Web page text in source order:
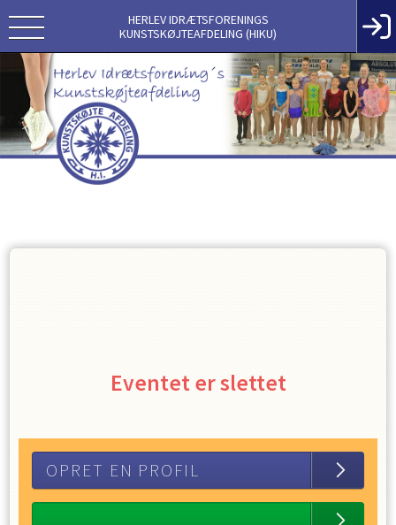
HERLEV IDRÆTSFORENINGS
KUNSTSKØJTEAFDELING (HIKU)
Eventet er slettet
OPRET EN PROFIL